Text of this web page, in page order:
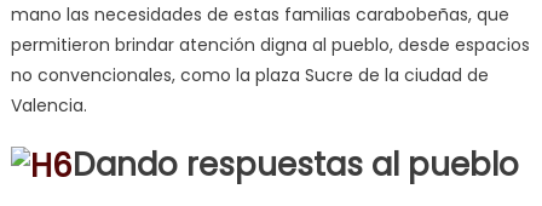
mano las necesidades de estas familias carabobeñas, que
permitieron brindar atención digna al pueblo, desde espacios
no convencionales, como la plaza Sucre de la ciudad de
Valencia.
Dando respuestas al pueblo